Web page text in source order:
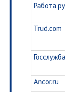
Работа.ру
Trud.com
Госслужба
Ancor.ru